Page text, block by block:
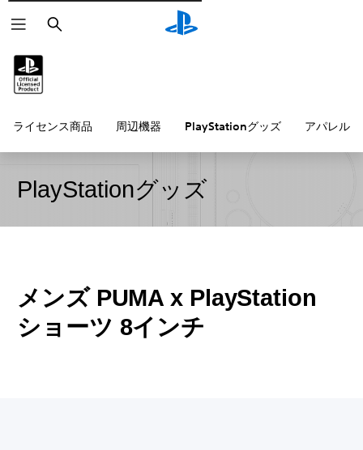
検
索
ライセンス商品 周辺機器 PlayStationグッズ アパレル
PlayStationグッズ
メンズ PUMA x PlayStation
ショーツ 8インチ